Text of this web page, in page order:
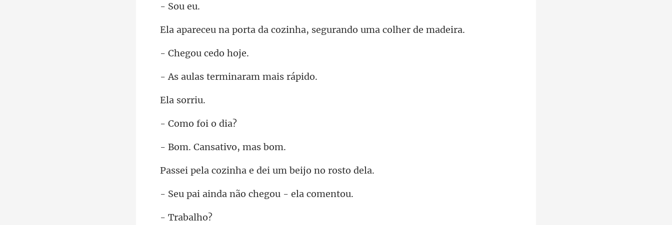
ou
da cozinha, segurando
ou ced
terminaram
so
o foi
ansativo
nha e dei um bei
a não chegou -
rab